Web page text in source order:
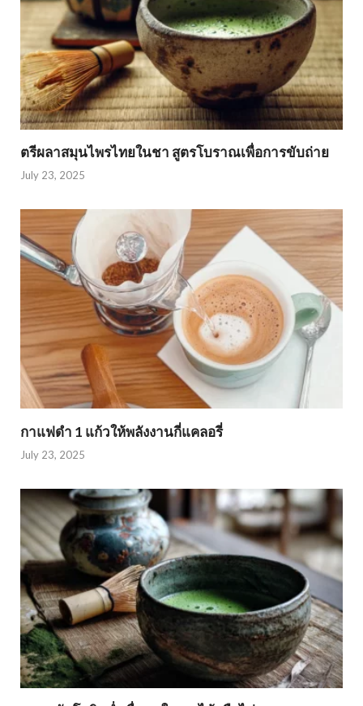
ตรีผลาสมุนไพรไทยในชา สูตรโบราณเพื่อการขับถ่าย
July 23, 2025
กาแฟดำ 1 แก้วให้พลังงานกี่แคลอรี่
July 23, 2025